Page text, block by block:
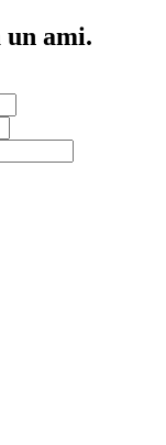
un ami.